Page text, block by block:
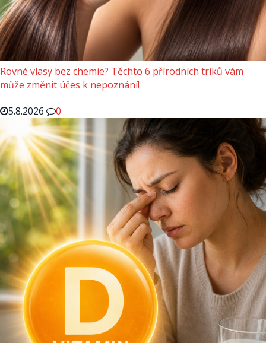
Rovné vlasy bez chemie? Těchto 6 přírodních triků vám
může změnit účes k nepoznání!
5.8.2026
0